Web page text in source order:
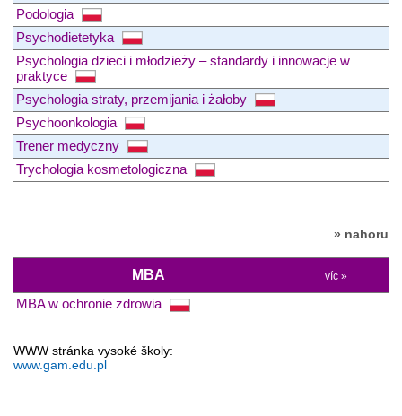
Podologia
Psychodietetyka
Psychologia dzieci i młodzieży – standardy i innowacje w
praktyce
Psychologia straty, przemijania i żałoby
Psychoonkologia
Trener medyczny
Trychologia kosmetologiczna
» nahoru
MBA víc »
MBA w ochronie zdrowia
WWW stránka vysoké školy:
www.gam.edu.pl